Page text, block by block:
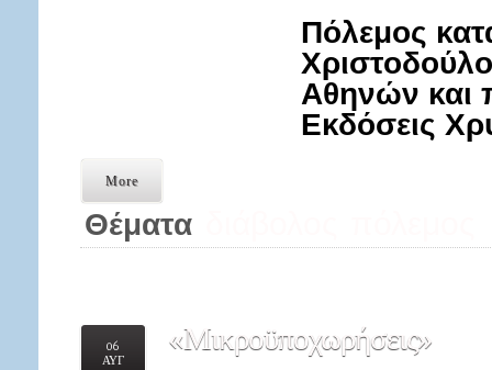
Πόλεμος
Αθηνών και
Εκδόσεις
More
Θέματα
06
ΑΥΓ
«Μικροϋποχωρήσεις»